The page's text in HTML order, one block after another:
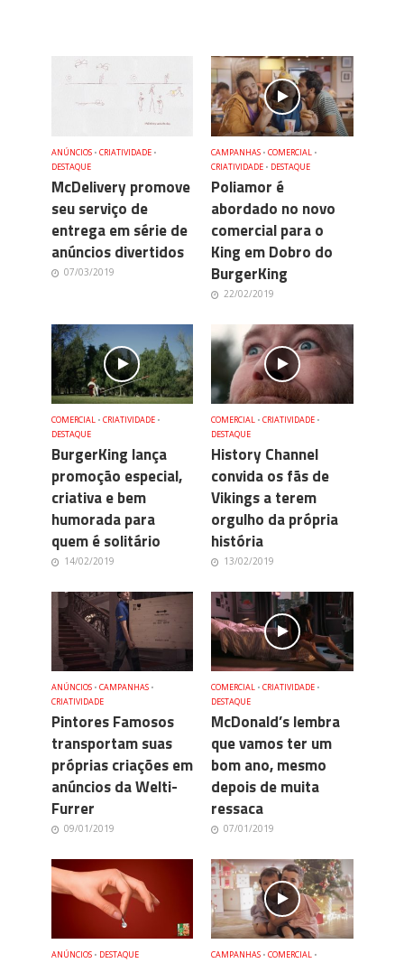
ANÚNCIOS • CRIATIVIDADE •
DESTAQUE
McDelivery promove
seu serviço de
entrega em série de
anúncios divertidos
07/03/2019
CAMPANHAS • COMERCIAL •
CRIATIVIDADE • DESTAQUE
Poliamor é
abordado no novo
comercial para o
King em Dobro do
BurgerKing
22/02/2019
COMERCIAL • CRIATIVIDADE •
DESTAQUE
BurgerKing lança
promoção especial,
criativa e bem
humorada para
quem é solitário
14/02/2019
COMERCIAL • CRIATIVIDADE •
DESTAQUE
History Channel
convida os fãs de
Vikings a terem
orgulho da própria
história
13/02/2019
ANÚNCIOS • CAMPANHAS •
CRIATIVIDADE
Pintores Famosos
transportam suas
próprias criações em
anúncios da Welti-
Furrer
09/01/2019
COMERCIAL • CRIATIVIDADE •
DESTAQUE
McDonald’s lembra
que vamos ter um
bom ano, mesmo
depois de muita
ressaca
07/01/2019
ANÚNCIOS • DESTAQUE CAMPANHAS • COMERCIAL •